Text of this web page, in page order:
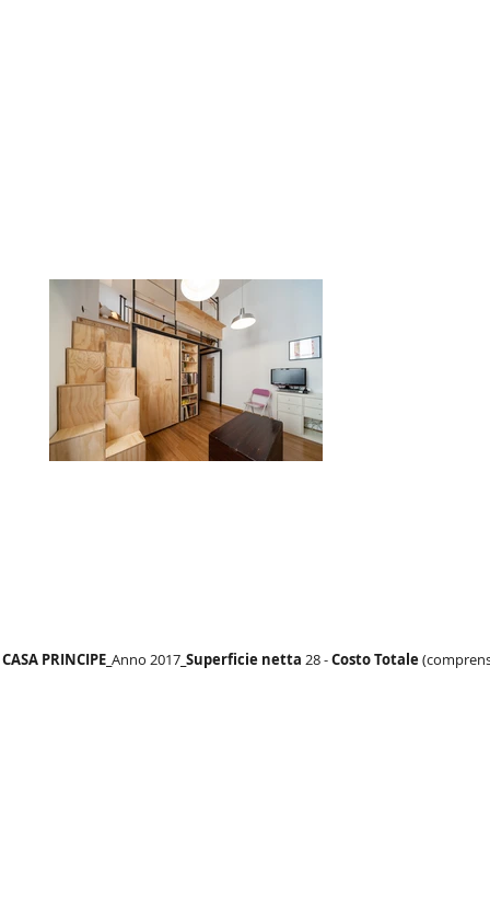
CASA PRINCIPE_ Anno 2017 _Superficie netta 28 -CostoTotale